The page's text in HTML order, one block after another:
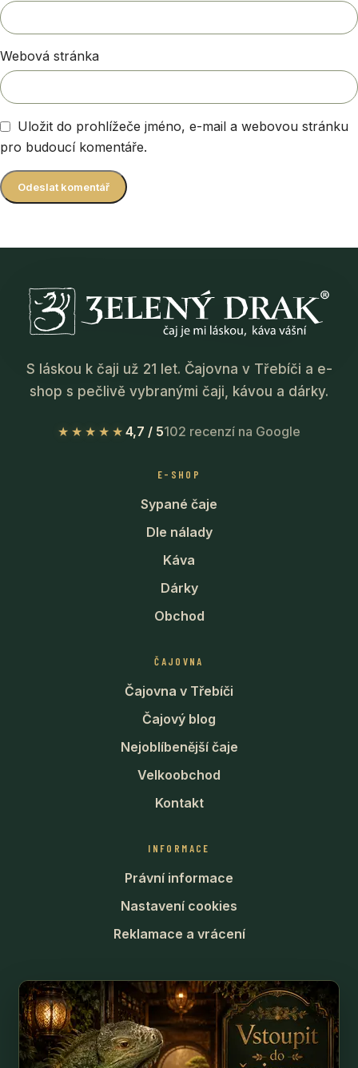
Webová stránka
Uložit do prohlížeče jméno, e-mail a webovou stránku
pro budoucí komentáře.
S láskou k čaji už 21 let. Čajovna v Třebíči a e-
shop s pečlivě vybranými čaji, kávou a dárky.
★★★★★ 4,7 / 5102 recenzí na Google
E-SHOP
Sypané čaje
Dle nálady
Káva
Dárky
Obchod
ČAJOVNA
Čajovna v Třebíči
Čajový blog
Nejoblíbenější čaje
Velkoobchod
Kontakt
INFORMACE
Právní informace
Nastavení cookies
Reklamace a vrácení